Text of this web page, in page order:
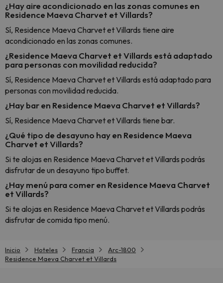
¿Hay aire acondicionado en las zonas comunes en
Residence Maeva Charvet et Villards?
Sí, Residence Maeva Charvet et Villards tiene aire
acondicionado en las zonas comunes.
¿Residence Maeva Charvet et Villards está adaptado
para personas con movilidad reducida?
Sí, Residence Maeva Charvet et Villards está adaptado para
personas con movilidad reducida.
¿Hay bar en Residence Maeva Charvet et Villards?
Sí, Residence Maeva Charvet et Villards tiene bar.
¿Qué tipo de desayuno hay en Residence Maeva
Charvet et Villards?
Si te alojas en Residence Maeva Charvet et Villards podrás
disfrutar de un desayuno tipo buffet.
¿Hay menú para comer en Residence Maeva Charvet
et Villards?
Si te alojas en Residence Maeva Charvet et Villards podrás
disfrutar de comida tipo menú.
Inicio Hoteles Francia
Arc-1800
Residence Maeva Charvet et Villards